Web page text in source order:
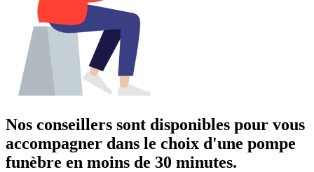
Nos conseillers sont disponibles pour vous
accompagner dans le choix d'une pompe
funèbre en moins de 30 minutes.